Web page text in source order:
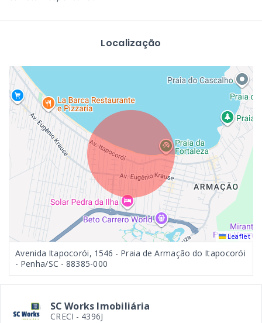
Localização
Leaflet
Avenida Itapocorói, 1546 - Praia de Armação do Itapocorói
- Penha/SC - 88385-000
SC Works Imobiliária
CRECI - 4396J